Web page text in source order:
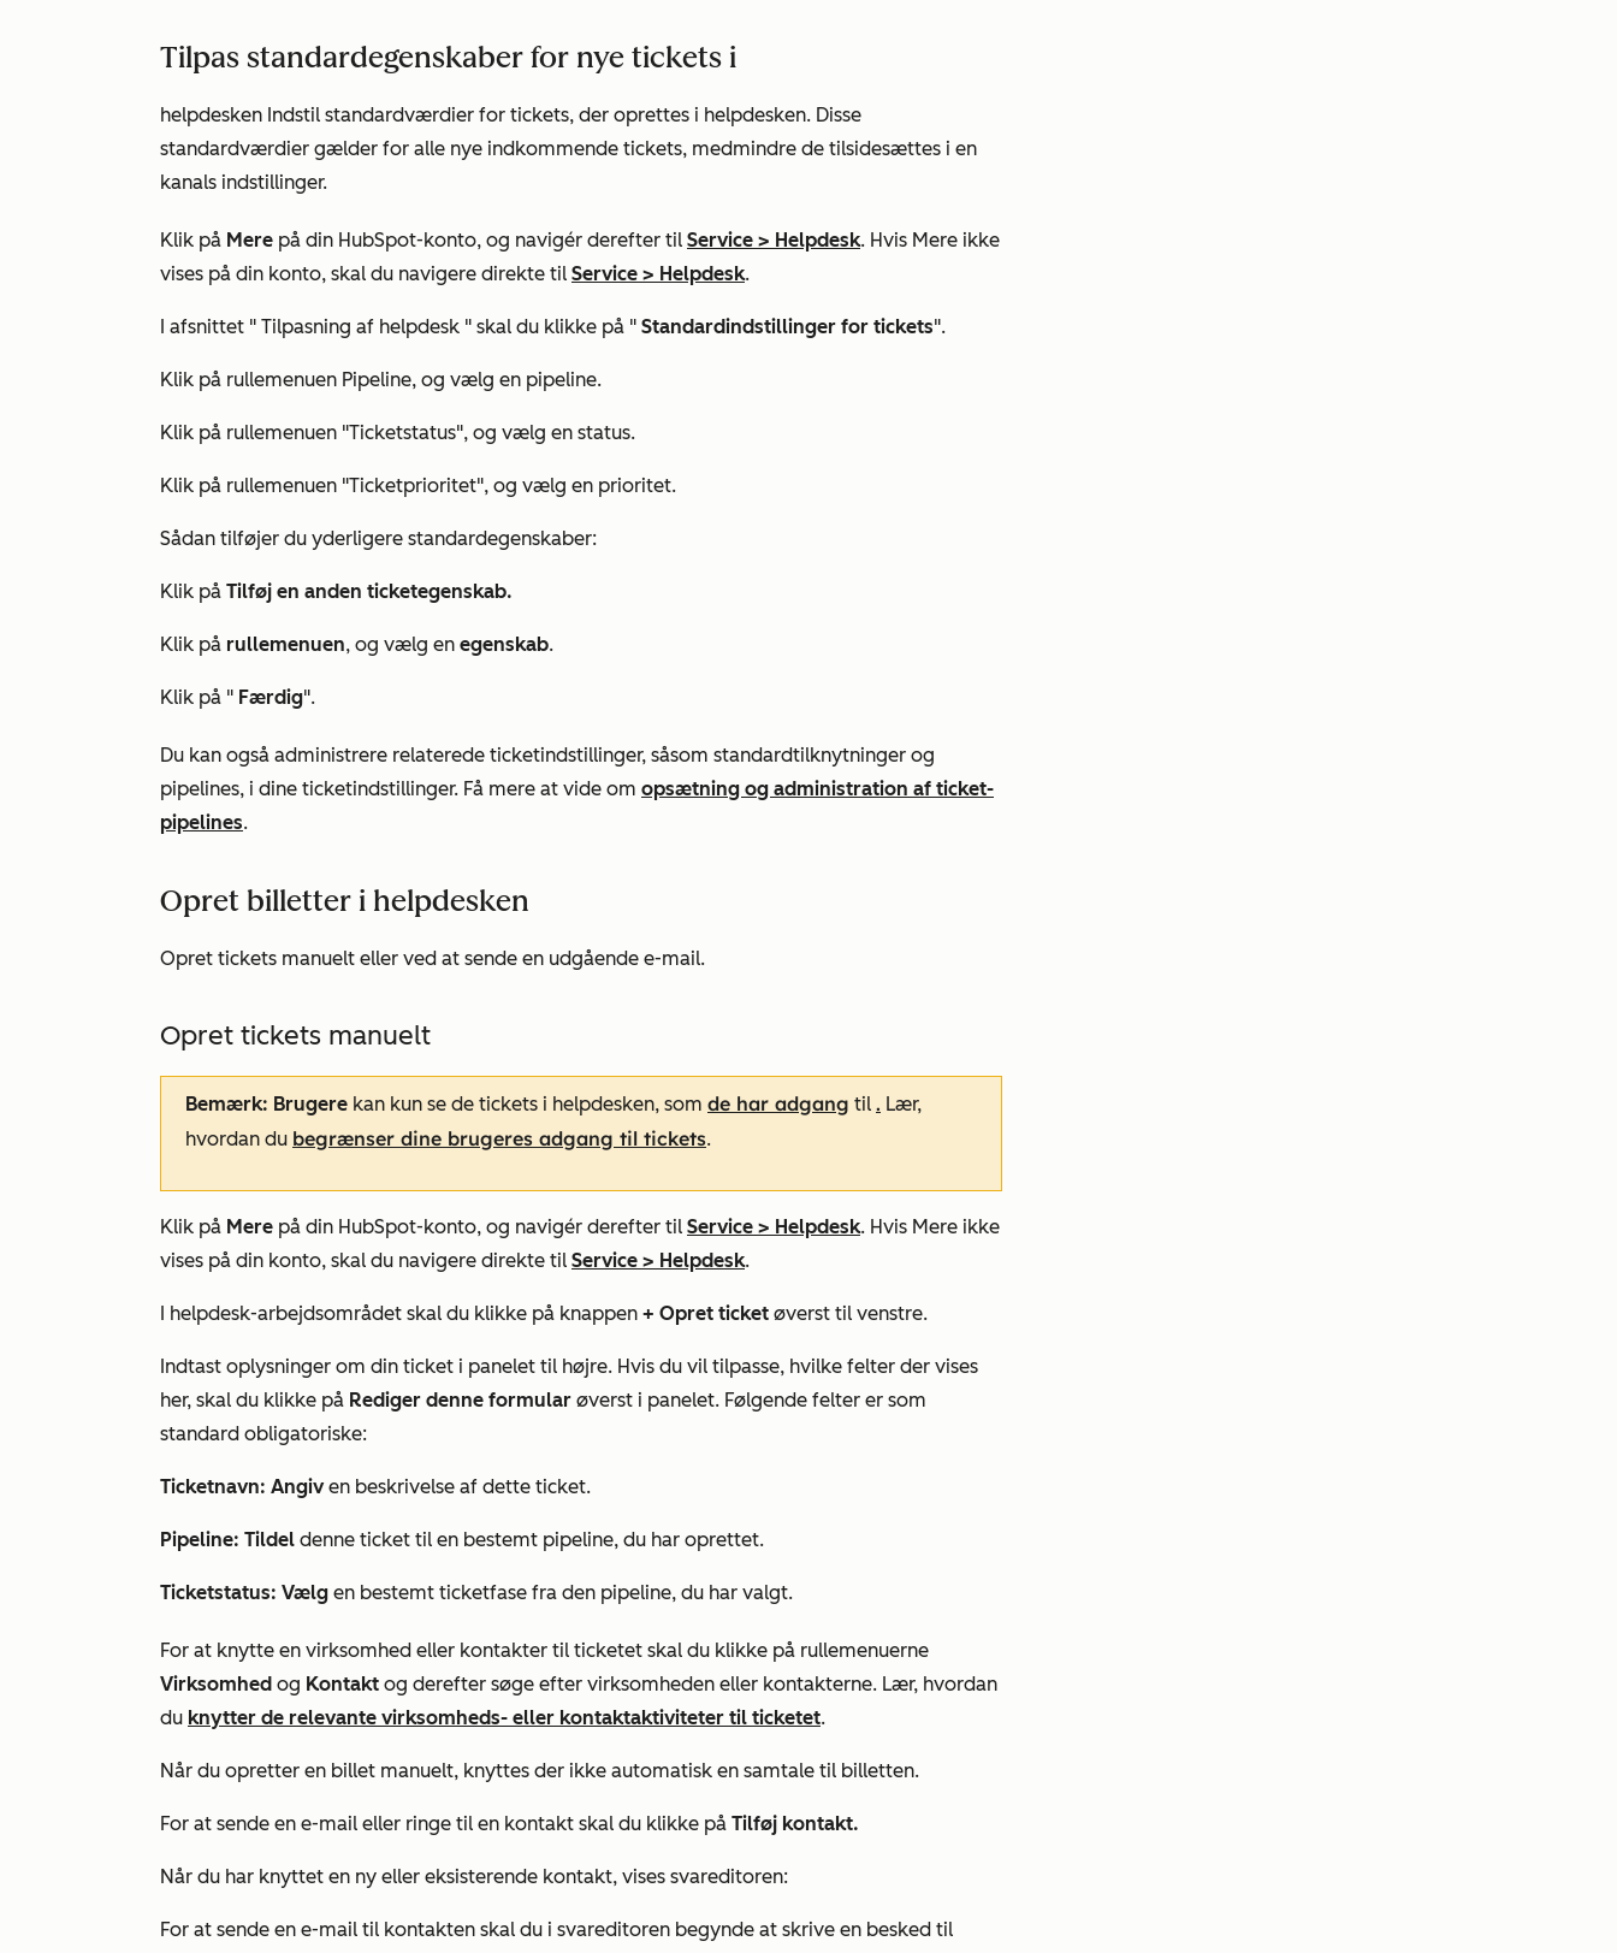
Tilpas standardegenskaber for nye tickets i
helpdesken Indstil standardværdier for tickets, der oprettes i helpdesken. Disse
standardværdier gælder for alle nye indkommende tickets, medmindre de tilsidesættes i en
kanals indstillinger.
Klik på Mere på din HubSpot-konto, og navigér derefter til Service > Helpdesk. Hvis Mere ikke
vises på din konto, skal du navigere direkte til Service > Helpdesk.
I afsnittet " Tilpasning af helpdesk " skal du klikke på " Standardindstillinger for tickets".
Klik på rullemenuen Pipeline, og vælg en pipeline.
Klik på rullemenuen "Ticketstatus", og vælg en status.
Klik på rullemenuen "Ticketprioritet", og vælg en prioritet.
Sådan tilføjer du yderligere standardegenskaber:
Klik på Tilføj en anden ticketegenskab.
Klik på rullemenuen, og vælg en egenskab.
Klik på " Færdig".
Du kan også administrere relaterede ticketindstillinger, såsom standardtilknytninger og
pipelines, i dine ticketindstillinger. Få mere at vide om opsætning og administration af ticket-
pipelines.
Opret billetter i helpdesken
Opret tickets manuelt eller ved at sende en udgående e-mail.
Opret tickets manuelt
Bemærk: Brugere kan kun se de tickets i helpdesken, som de har adgang til . Lær,
hvordan du begrænser dine brugeres adgang til tickets.
Klik på Mere på din HubSpot-konto, og navigér derefter til Service > Helpdesk. Hvis Mere ikke
vises på din konto, skal du navigere direkte til Service > Helpdesk.
I helpdesk-arbejdsområdet skal du klikke på knappen + Opret ticket øverst til venstre.
Indtast oplysninger om din ticket i panelet til højre. Hvis du vil tilpasse, hvilke felter der vises
her, skal du klikke på Rediger denne formular øverst i panelet. Følgende felter er som
standard obligatoriske:
Ticketnavn: Angiven beskrivelse af dette ticket.
Pipeline: Tildel denne ticket til en bestemt pipeline, du har oprettet.
Ticketstatus: Vælg en bestemt ticketfase fra den pipeline, du har valgt.
For at knytte en virksomhed eller kontakter til ticketet skal du klikke på rullemenuerne
Virksomhed og Kontakt og derefter søge efter virksomheden eller kontakterne. Lær, hvordan
du knytter de relevante virksomheds- eller kontaktaktiviteter til ticketet.
Når du opretter en billet manuelt, knyttes der ikke automatisk en samtale til billetten.
For at sende en e-mail eller ringe til en kontakt skal du klikke på Tilføj kontakt.
Når du har knyttet en ny eller eksisterende kontakt, vises svareditoren:
For at sende en e-mail til kontakten skal du i svareditoren begynde at skrive en besked til